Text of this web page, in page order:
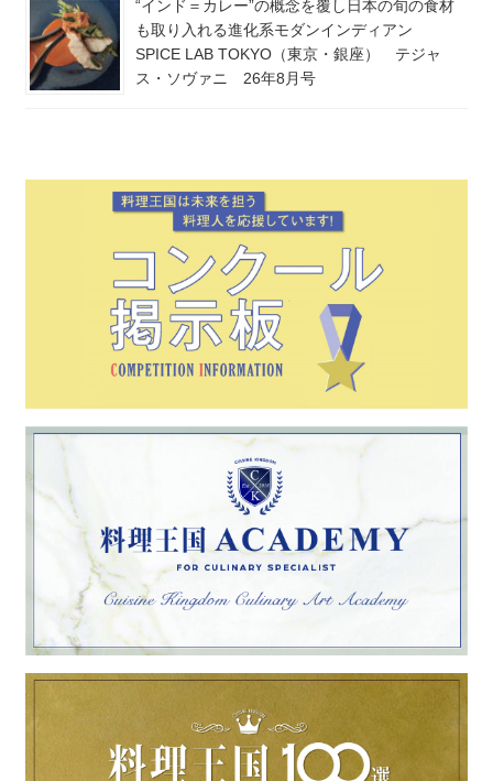
“インド＝カレー”の概念を覆し日本の旬の食材
も取り入れる進化系モダンインディアン
SPICE LAB TOKYO（東京・銀座） テジャ
ス・ソヴァニ 26年8月号